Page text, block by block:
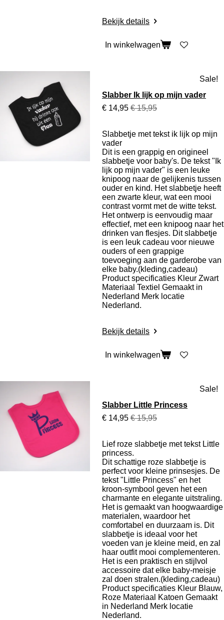
Bekijk details
In winkelwagen
Sale!
Slabber Ik lijk op mijn vader
€ 14,95 € 15,95
Slabbetje met tekst ik lijk op mijn
vader
Dit is een grappig en origineel
slabbetje voor baby's. De tekst "Ik
lijk op mijn vader" is een leuke
knipoog naar de gelijkenis tussen
ouder en kind. Het slabbetje heeft
een zwarte kleur, wat een mooi
contrast vormt met de witte tekst.
Het ontwerp is eenvoudig maar
effectief, met een knipoog naar het
drinken van flesjes. Dit slabbetje
is een leuk cadeau voor nieuwe
ouders of een grappige
toevoeging aan de garderobe van
elke baby.(kleding,cadeau)
Product specificaties Kleur Zwart
Materiaal Textiel Gemaakt in
Nederland Merk locatie
Nederland.
Bekijk details
In winkelwagen
Sale!
Slabber Little Princess
€ 14,95 € 15,95
Lief roze slabbetje met tekst Little
princess.
Dit schattige roze slabbetje is
perfect voor kleine prinsesjes. De
tekst "Little Princess" en het
kroon-symbool geven het een
charmante en elegante uitstraling.
Het is gemaakt van hoogwaardige
materialen, waardoor het
comfortabel en duurzaam is. Dit
slabbetje is ideaal voor het
voeden van je kleine meid, en zal
haar outfit mooi complementeren.
Het is een praktisch en stijlvol
accessoire dat elke baby-meisje
zal doen stralen.(kleding,cadeau)
Product specificaties Kleur Blauw,
Roze Materiaal Katoen Gemaakt
in Nederland Merk locatie
Nederland.